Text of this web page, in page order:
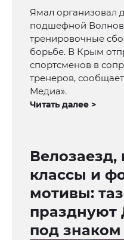
Ямал организовал
подшефной
тренировочные
борьбе. В Крым
спортсменов в
тренеров,
Медиа».
Читать далее >
Велозаезд,
классы и
мотивы:
празднуют
под